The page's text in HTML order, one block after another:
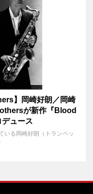
】岡崎好朗／岡崎
が新作『Blood
ュース
いる岡崎好朗（トランペッ